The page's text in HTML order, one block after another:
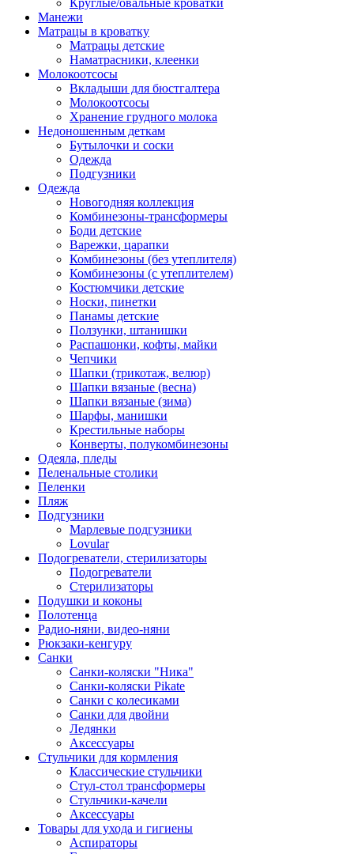
Круглые/овальные кроватки
Манежи
Матрацы в кроватку
Матрацы детские
Наматрасники, клеенки
Молокоотсосы
Вкладыши для бюстгалтера
Молокоотсосы
Хранение грудного молока
Недоношенным деткам
Бутылочки и соски
Одежда
Подгузники
Одежда
Новогодняя коллекция
Комбинезоны-трансформеры
Боди детские
Варежки, царапки
Комбинезоны (без утеплителя)
Комбинезоны (с утеплителем)
Костюмчики детские
Носки, пинетки
Панамы детские
Ползунки, штанишки
Распашонки, кофты, майки
Чепчики
Шапки (трикотаж, велюр)
Шапки вязаные (весна)
Шапки вязаные (зима)
Шарфы, манишки
Крестильные наборы
Конверты, полукомбинезоны
Одеяла, пледы
Пеленальные столики
Пеленки
Пляж
Подгузники
Марлевые подгузники
Lovular
Подогреватели, стерилизаторы
Подогреватели
Стерилизаторы
Подушки и коконы
Полотенца
Радио-няни, видео-няни
Рюкзаки-кенгуру
Санки
Санки-коляски "Ника"
Санки-коляски Pikate
Санки с колесиками
Санки для двойни
Ледянки
Аксессуары
Стульчики для кормления
Классические стульчики
Стул-стол трансформеры
Стульчики-качели
Аксессуары
Товары для ухода и гигиены
Аспираторы